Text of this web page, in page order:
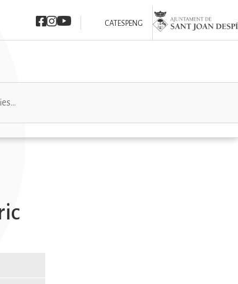
Imatge
Imatge
Imatge CAT ESPENG
Imatge